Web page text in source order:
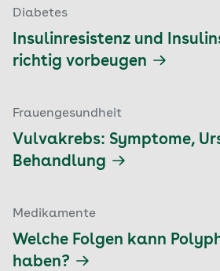
Diabetes
Insulinresistenz und
richtig vorbeugen
Frauengesundheit
Vulvakrebs: Symptome,
Behandlung
Medikamente
Welche Folgen kann
haben?